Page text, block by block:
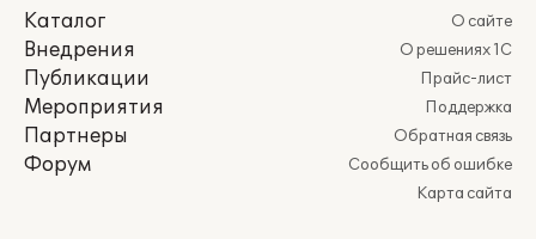
Каталог
Внедрения
Публикации
Мероприятия
Партнеры
Форум
О сайте
О решениях 1С
Прайс-лист
Поддержка
Обратная связь
Сообщить об ошибке
Карта сайта